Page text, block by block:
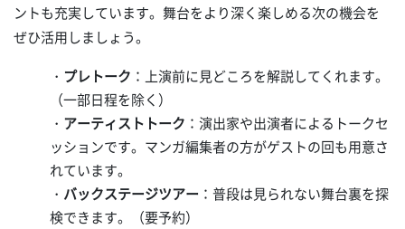
ントも充実しています。舞台をより深く楽しめる次の機会を
ぜひ活用しましょう。
・ プレトーク ：上演前に見どころを解説してくれます。
（一部日程を除く）
・ アーティストトーク ：演出家や出演者によるトークセ
ッションです。マンガ編集者の方がゲストの回も用意さ
れています。
・ バックステージツアー ：普段は見られない舞台裏を探
検できます。（要予約）